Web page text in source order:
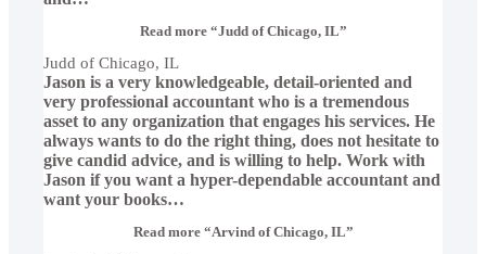
Read more“Judd of Chicago, IL”
Judd of Chicago, IL
Jason is a very knowledgeable, detail-oriented and
very professional accountant who is a tremendous
asset to any organization that engages his services. He
always wants to do the right thing, does not hesitate to
give candid advice, and is willing to help. Work with
Jason if you want a hyper-dependable accountant and
want your books…
Read more“Arvind of Chicago, IL”